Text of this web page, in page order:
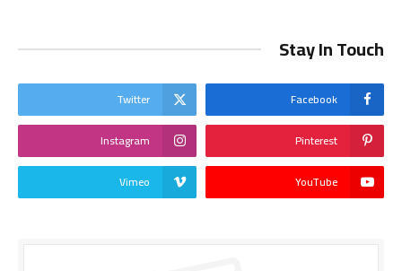
Stay In Touch
Facebook
Twitter
Pinterest
Instagram
YouTube
Vimeo